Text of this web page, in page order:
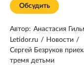
Обсудить
Автор: Анастасия
Letidor.ru / Новости /
Сергей Безруков
тремя детьми